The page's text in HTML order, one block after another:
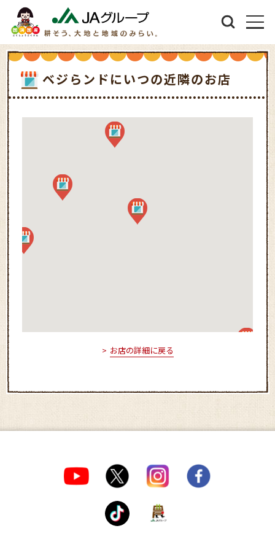
ベジらンドにいつの近隣のお店
お店の詳細に戻る